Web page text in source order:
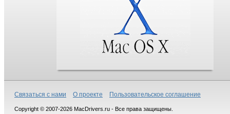
Связаться с нами О проекте Пользовательское соглашение
Copyright © 2007-2026 MacDrivers.ru - Все права защищены.